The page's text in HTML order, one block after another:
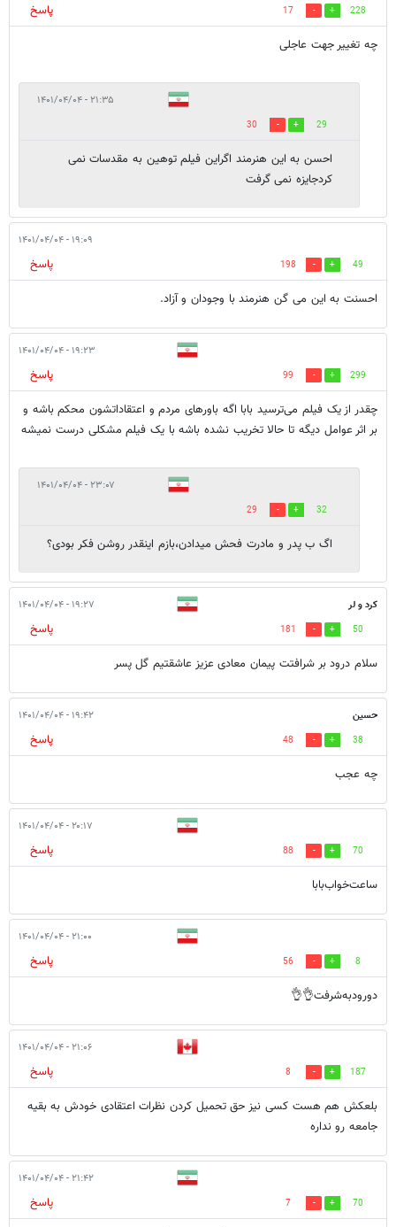
228
17
پاسخ
چه تغییر جهت عاجلی
۲۱:۳۵ - ۱۴۰۱/۰۴/۰۴
29
30
احسن به این هنرمند اگراین فیلم توهین به مقدسات نمی
کردجایزه نمی گرفت
۱۹:۰۹ - ۱۴۰۱/۰۴/۰۴
49
198
پاسخ
احسنت به این می گن هنرمند با وجودان و آزاد.
۱۹:۲۳ - ۱۴۰۱/۰۴/۰۴
299
99
پاسخ
چقدر از یک فیلم می‌ترسید بابا اگه باورهای مردم و اعتقاداتشون محکم باشه و
بر اثر عوامل دیگه تا حالا تخریب نشده باشه با یک فیلم مشکلی درست نمیشه
۲۳:۰۷ - ۱۴۰۱/۰۴/۰۴
32
29
اگ ب پدر و مادرت فحش میدادن،بازم اینقدر روشن فکر بودی؟
کرد و لر ۱۹:۲۷ - ۱۴۰۱/۰۴/۰۴
50
181
پاسخ
سلام درود بر شرافتت پیمان معادی عزیز عاشقتیم گل پسر
حسین ۱۹:۴۲ - ۱۴۰۱/۰۴/۰۴
38
48
پاسخ
چه عجب
۲۰:۱۷ - ۱۴۰۱/۰۴/۰۴
70
88
پاسخ
ساعت‌خواب‌بابا
۲۱:۰۰ - ۱۴۰۱/۰۴/۰۴
8
56
پاسخ
دورودبه‌شرفت👌👌
۲۱:۰۶ - ۱۴۰۱/۰۴/۰۴
187
8
پاسخ
بلعکش هم هست کسی نیز حق تحمیل کردن نظرات اعتقادی خودش به بقیه
جامعه رو نداره
۲۱:۴۲ - ۱۴۰۱/۰۴/۰۴
70
7
پاسخ